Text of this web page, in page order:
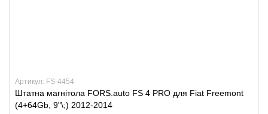
Артикул: FS-4454
Штатна магнітола FORS.auto FS 4 PRO для Fiat Freemont
(4+64Gb, 9"\;) 2012-2014